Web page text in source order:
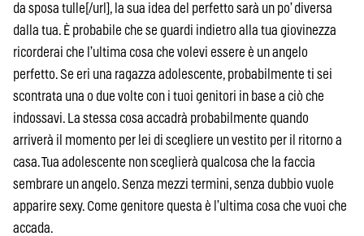
da sposa tulle[/url], la sua idea del perfetto sarà un po’ diversa
dalla tua. È probabile che se guardi indietro alla tua giovinezza
ricorderai che l’ultima cosa che volevi essere è un angelo
perfetto. Se eri una ragazza adolescente, probabilmente ti sei
scontrata una o due volte con i tuoi genitori in base a ciò che
indossavi. La stessa cosa accadrà probabilmente quando
arriverà il momento per lei di scegliere un vestito per il ritorno a
casa. Tua adolescente non sceglierà qualcosa che la faccia
sembrare un angelo. Senza mezzi termini, senza dubbio vuole
apparire sexy. Come genitore questa è l’ultima cosa che vuoi che
accada.